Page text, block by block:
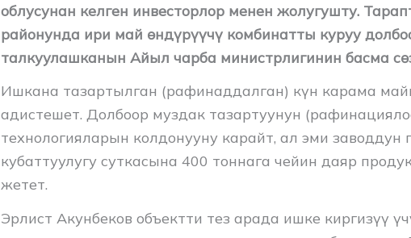
облусунан келген инвесторлор менен жолугушту.
районунда ири май өндүрүүчү комбинатты куруу
талкуулашканын Айыл чарба министрлигинин басма
Ишкана тазартылган (рафинаддалган) күн карама
адистешет. Долбоор муздак тазартуунун
технологияларын колдонууну карайт, ал эми заводдун
кубаттуулугу суткасына 400 тоннага чейин даяр
жетет.
Эрлист Акунбеков объектти тез арада ишке киргизүү